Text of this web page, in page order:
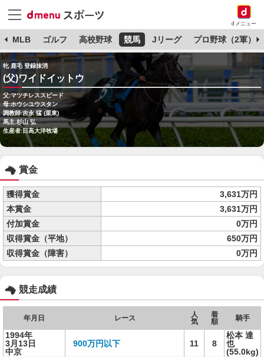
dメニュー
MLB ゴルフ 高校野球 競馬 Jリーグ プロ野球（2軍）
牝 鹿毛 登録抹消
(父)ワイドイットウ
父:マツチレススピード
母:ホウシユウスタン
調教師:吉永 猛 (栗東)
馬主:杉山 弘
生産者:日高大洋牧場
賞金
獲得賞金
3,631万円
本賞金
3,631万円
付加賞金
0万円
収得賞金（平地）
650万円
収得賞金（障害）
0万円
競走成績
年月日 レース
人
気
着
順
騎手
1994年
3月13日
中京
900万円以下 11 8
松本 達
也
(55.0kg)